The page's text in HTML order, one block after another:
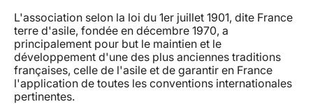
L'association selon la loi du 1er juillet 1901, dite France
terre d'asile, fondée en décembre 1970, a
principalement pour but le maintien et le
développement d'une des plus anciennes traditions
françaises, celle de l'asile et de garantir en France
l'application de toutes les conventions internationales
pertinentes.